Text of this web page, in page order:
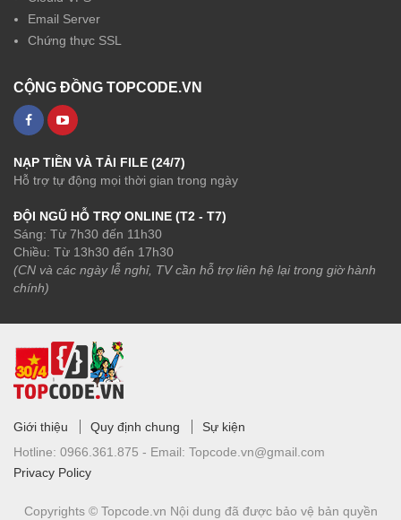
Email Server
Chứng thực SSL
CỘNG ĐỒNG TOPCODE.VN
NẠP TIỀN VÀ TẢI FILE (24/7)
Hỗ trợ tự động mọi thời gian trong ngày
ĐỘI NGŨ HỖ TRỢ ONLINE (T2 - T7)
Sáng: Từ 7h30 đến 11h30
Chiều: Từ 13h30 đến 17h30
(CN và các ngày lễ nghỉ, TV cần hỗ trợ liên hệ lại trong giờ hành
chính)
Giới thiệu Quy định chung
Sự kiện
Hotline: 0966.361.875 - Email: Topcode.vn@gmail.com
Privacy Policy
Copyrights © Topcode.vn Nội dung đã được bảo vệ bản quyền